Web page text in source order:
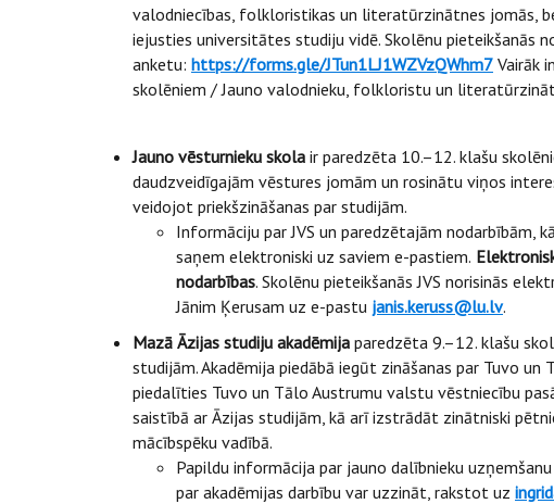
valodniecības, folkloristikas un literatūrzinātnes jomās,
iejusties universitātes studiju vidē. Skolēnu pieteikšanās
anketu: https://forms.gle/JTun1LJ1WZVzQWhm7 Vairāk
skolēniem / Jauno valodnieku, folkloristu un
Jauno vēsturnieku skola ir paredzēta 10.–12. klašu
daudzveidīgajām vēstures jomām un rosinātu viņos
veidojot priekšzināšanas par studijām.
Informāciju par JVS un paredzētajām nodarbībām,
saņem elektroniski uz saviem e-pastiem.
nodarbības. Skolēnu pieteikšanās JVS norisinās
Jānim Ķerusam uz e-pastu janis.keruss@lu.lv.
Mazā Āzijas studiju akadēmija paredzēta 9.–12. klašu
studijām. Akadēmija piedābā iegūt zināšanas par Tuvo
piedalīties Tuvo un Tālo Austrumu valstu vēstniecību
saistībā ar Āzijas studijām, kā arī izstrādāt zinātniski
mācībspēku vadībā.
Papildu informācija par jauno dalībnieku
par akadēmijas darbību var uzzināt, rakstot uz